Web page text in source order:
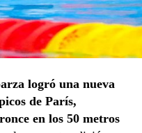
logró una nueva
de París,
en los 50 metros